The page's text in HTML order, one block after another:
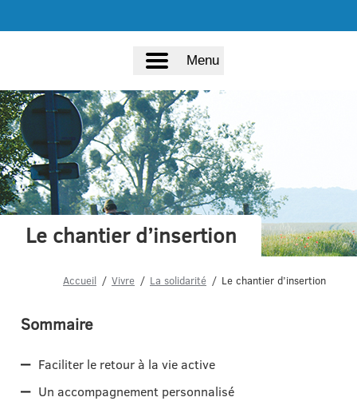
Menu
Le chantier d’insertion
Accueil Vivre La solidarité Le chantier d’insertion
Sommaire
Faciliter le retour à la vie active
Un accompagnement personnalisé